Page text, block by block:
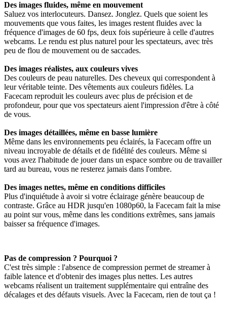
Des images fluides, même en mouvement
Saluez vos interlocuteurs. Dansez. Jonglez. Quels que soient les
mouvements que vous faites, les images restent fluides avec la
fréquence d'images de 60 fps, deux fois supérieure à celle d'autres
webcams. Le rendu est plus naturel pour les spectateurs, avec très
peu de flou de mouvement ou de saccades.
Des images réalistes, aux couleurs vives
Des couleurs de peau naturelles. Des cheveux qui correspondent à
leur véritable teinte. Des vêtements aux couleurs fidèles. La
Facecam reproduit les couleurs avec plus de précision et de
profondeur, pour que vos spectateurs aient l'impression d'être à côté
de vous.
Des images détaillées, même en basse lumière
Même dans les environnements peu éclairés, la Facecam offre un
niveau incroyable de détails et de fidélité des couleurs. Même si
vous avez l'habitude de jouer dans un espace sombre ou de travailler
tard au bureau, vous ne resterez jamais dans l'ombre.
Des images nettes, même en conditions difficiles
Plus d'inquiétude à avoir si votre éclairage génère beaucoup de
contraste. Grâce au HDR jusqu'en 1080p60, la Facecam fait la mise
au point sur vous, même dans les conditions extrêmes, sans jamais
baisser sa fréquence d'images.
Pas de compression ? Pourquoi ?
C'est très simple : l'absence de compression permet de streamer à
faible latence et d'obtenir des images plus nettes. Les autres
webcams réalisent un traitement supplémentaire qui entraîne des
décalages et des défauts visuels. Avec la Facecam, rien de tout ça !